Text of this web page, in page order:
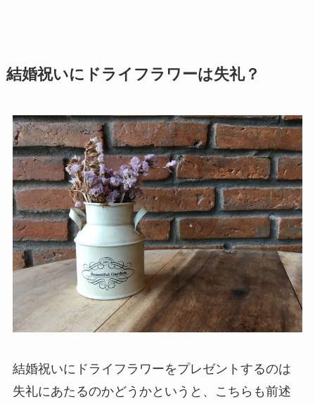
結婚祝いにドライフラワーは失礼？
結婚祝いにドライフラワーをプレゼントするのは
失礼にあたるのかどうかというと、こちらも前述